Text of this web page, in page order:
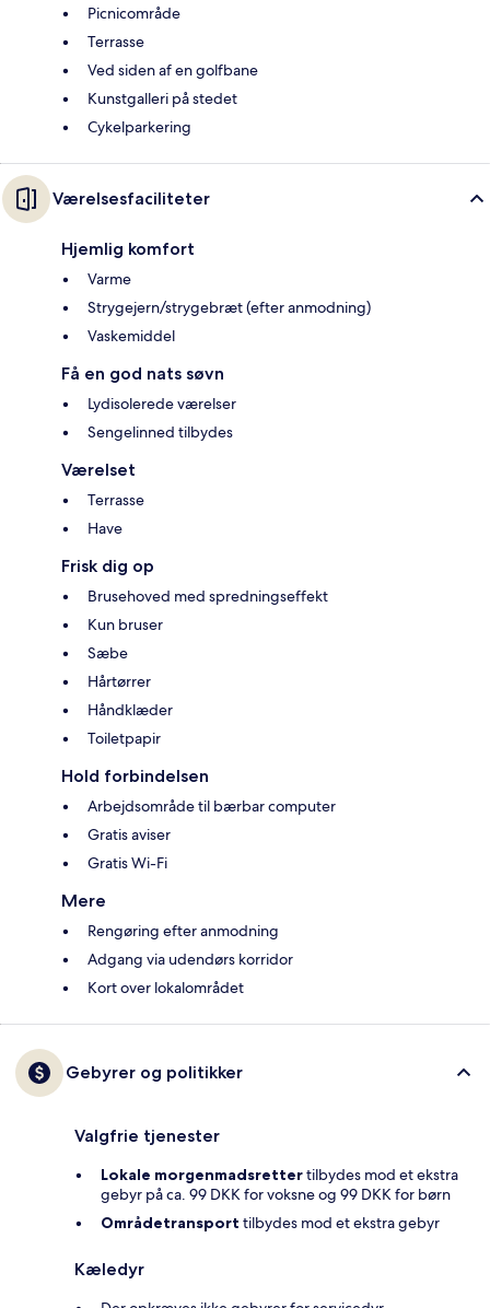
Picnicområde
Terrasse
Ved siden af en golfbane
Kunstgalleri på stedet
Cykelparkering
Værelsesfaciliteter
Hjemlig komfort
Varme
Strygejern/strygebræt (efter anmodning)
Vaskemiddel
Få en god nats søvn
Lydisolerede værelser
Sengelinned tilbydes
Værelset
Terrasse
Have
Frisk dig op
Brusehoved med spredningseffekt
Kun bruser
Sæbe
Hårtørrer
Håndklæder
Toiletpapir
Hold forbindelsen
Arbejdsområde til bærbar computer
Gratis aviser
Gratis Wi-Fi
Mere
Rengøring efter anmodning
Adgang via udendørs korridor
Kort over lokalområdet
Gebyrer og politikker
Valgfrie tjenester
Lokale morgenmadsrettertilbydes mod et ekstra
gebyr på ca. 99 DKK for voksne og 99 DKK for børn
Områdetransport tilbydes mod et ekstra gebyr
Kæledyr